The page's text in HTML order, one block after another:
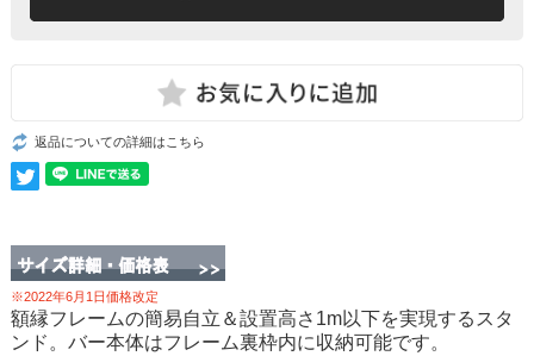
返品についての詳細はこちら
※2022年6月1日価格改定
額縁フレームの簡易自立＆設置高さ1m以下を実現するスタ
ンド。バー本体はフレーム裏枠内に収納可能です。